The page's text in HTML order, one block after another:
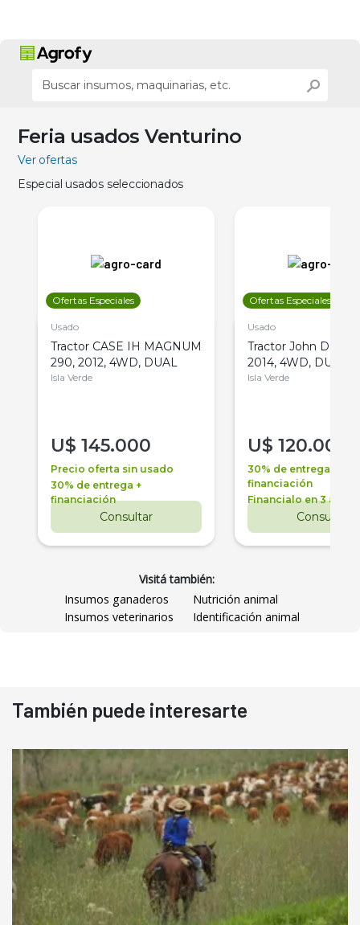
Feria usados Venturino
Ver ofertas
Especial usados seleccionados
Ofertas Especiales
Usado
Tractor CASE IH MAGNUM
290, 2012, 4WD, DUAL
Isla Verde
U$ 145.000
Precio oferta sin usado
30% de entrega +
financiación
Consultar
Ofertas Especiales
Usado
Tractor John Deere
2014, 4WD, DUAL
Isla Verde
U$ 120.000
30% de entrega +
financiación
Financialo en 3 años
Consultar
Visitá también:
Insumos ganaderos
Nutrición animal
Insumos veterinarios
Identificación animal
También puede interesarte